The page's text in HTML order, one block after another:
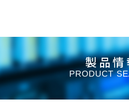
製品
PRODUCT